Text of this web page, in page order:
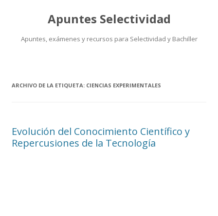
Apuntes Selectividad
Apuntes, exámenes y recursos para Selectividad y Bachiller
ARCHIVO DE LA ETIQUETA: CIENCIAS EXPERIMENTALES
Evolución del Conocimiento Científico y
Repercusiones de la Tecnología